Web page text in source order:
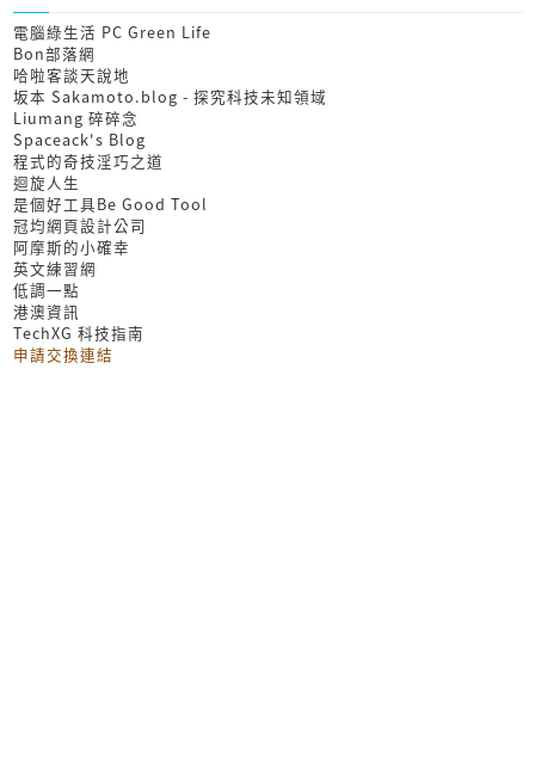
電腦綠生活 PC Green Life
Bon部落網
哈啦客談天說地
坂本 Sakamoto.blog - 探究科技未知領域
Liumang 碎碎念
Spaceack's Blog
程式的奇技淫巧之道
迴旋人生
是個好工具Be Good Tool
冠均網頁設計公司
阿摩斯的小確幸
英文練習網
低調一點
港澳資訊
TechXG 科技指南
申請交換連結